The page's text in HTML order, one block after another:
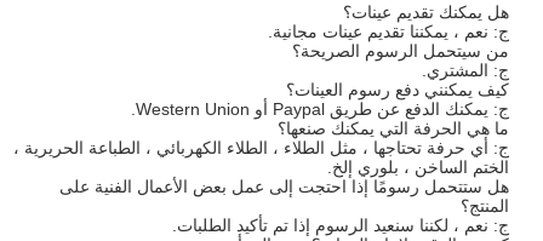
هل يمكنك تقديم عينات؟
ج: نعم ، يمكننا تقديم عينات مجانية.
من سيتحمل الرسوم الصريحة؟
ج: المشتري.
كيف يمكنني دفع رسوم العينات؟
ج: يمكنك الدفع عن طريق Paypal أو Western Union.
ما هي الحرفة التي يمكنك صنعها؟
ج: أي حرفة تحتاجها ، مثل الطلاء ، الطلاء الكهربائي ، الطباعة الحريرية ،
الختم الساخن ، بلوري إلخ.
هل ستتحمل رسومًا إذا احتجت إلى عمل بعض الأعمال الفنية على
المنتج؟
ج: نعم ، لكننا سنعيد الرسوم إذا تم تأكيد الطلبات.